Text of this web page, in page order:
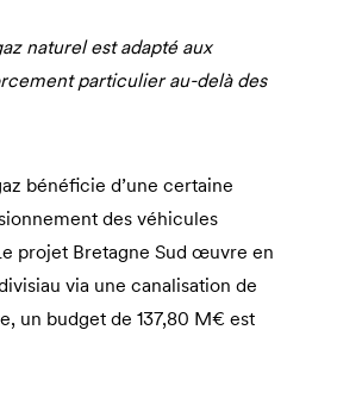
naturel est adapté aux
particulier au-delà des
bénéficie d’une certaine
des véhicules
projet Bretagne Sud œuvre en
via une canalisation de
un budget de 137,80 M€ est